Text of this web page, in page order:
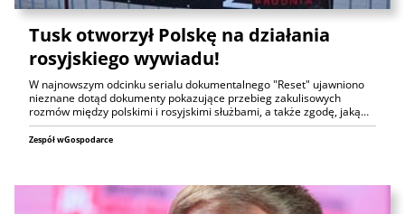
Tusk otworzył Polskę na działania
rosyjskiego wywiadu!
W najnowszym odcinku serialu dokumentalnego "Reset" ujawniono
nieznane dotąd dokumenty pokazujące przebieg zakulisowych
rozmów między polskimi i rosyjskimi służbami, a także zgodę, jaką…
Zespół wGospodarce